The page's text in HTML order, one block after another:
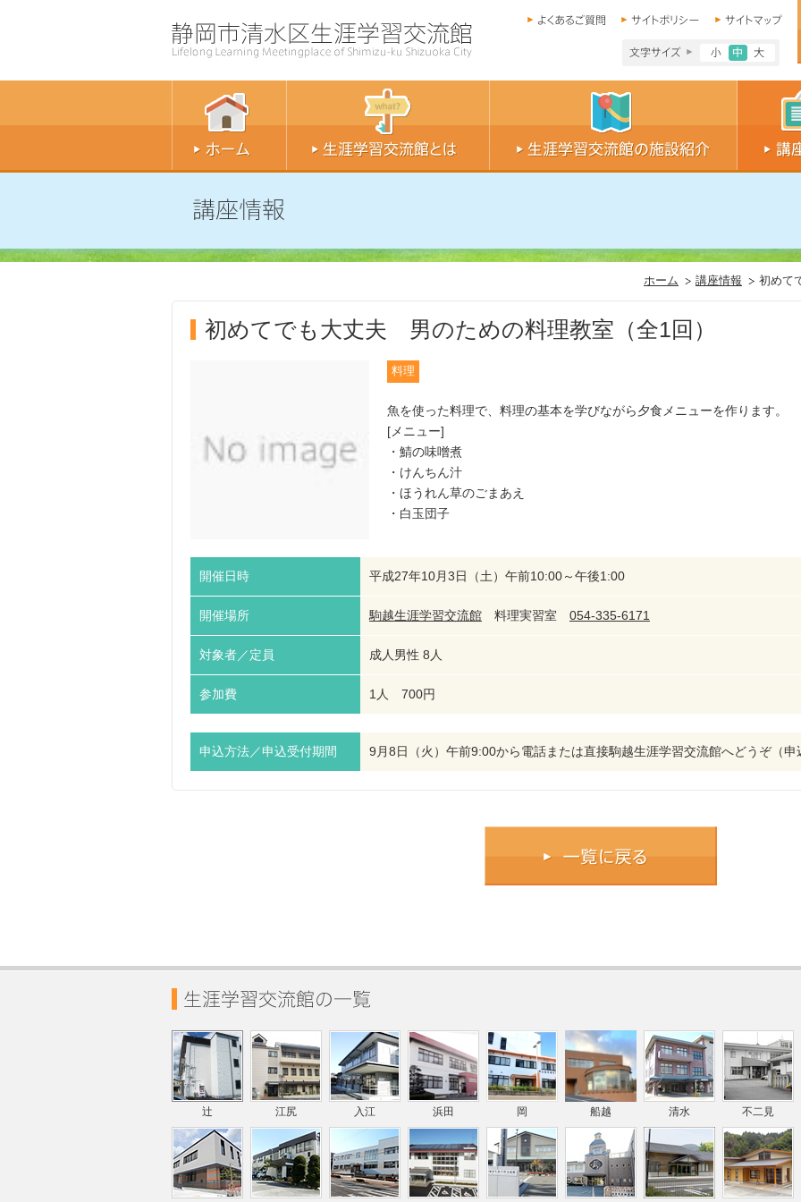
文字サイズ小
文字サイ
ホーム 講座情報 初めて
初めてでも大丈夫 男のための料理教室（全1回）
料理
魚を使った料理で、料理の基本を学びながら夕食メニューを作ります。
[メニュー]
・鯖の味噌煮
・けんちん汁
・ほうれん草のごまあえ
・白玉団子
開催日時 平成27年10月3日（土）午前10:00～午後1:00
開催場所 駒越生涯学習交流館 料理実習室 054-335-6171
対象者／定員 成人男性 8人
参加費 1人 700円
申込方法／申込受付期間 9月8日（火）午前9:00から電話または直接駒越生涯学習交流館へどうぞ（申
辻 江尻 入江 浜田 岡 船越 清水 不二見